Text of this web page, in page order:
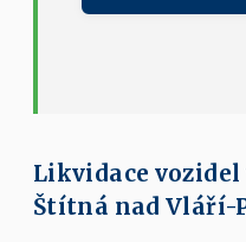
Likvidace vozidel
Štítná nad Vláří-